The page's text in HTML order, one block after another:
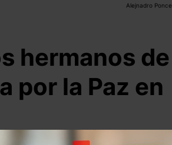
Alejnadro Ponce
hermanos de
por la Paz en